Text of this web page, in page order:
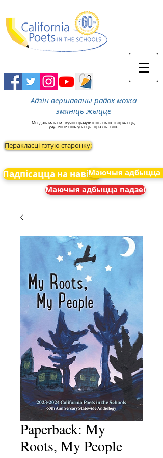
Адзін вершаваны радок можа
змяніць жыццё
Мы дапамагаем вучні праяўляюць сваю творчасць,
уяўленне і цікаўнасць праз паэзію.
Перакласці гэтую старонку:
Падпісацца на навіныМаючыя адбыцца
Маючыя адбыцца падзеі
Paperback: My
Roots, My People